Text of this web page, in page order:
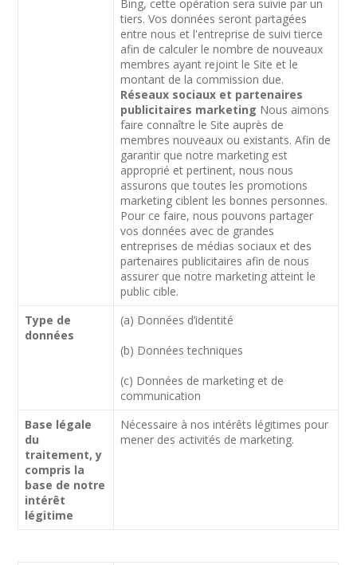
Bing, cette opération sera suivie par un
tiers. Vos données seront partagées
entre nous et l'entreprise de suivi tierce
afin de calculer le nombre de nouveaux
membres ayant rejoint le Site et le
montant de la commission due.
Réseaux sociaux et partenaires
publicitaires marketing Nous aimons
faire connaître le Site auprès de
membres nouveaux ou existants. Afin de
garantir que notre marketing est
approprié et pertinent, nous nous
assurons que toutes les promotions
marketing ciblent les bonnes personnes.
Pour ce faire, nous pouvons partager
vos données avec de grandes
entreprises de médias sociaux et des
partenaires publicitaires afin de nous
assurer que notre marketing atteint le
public cible.
Type de
données
(a) Données d’identité
(b) Données techniques
(c) Données de marketing et de
communication
Base légale
du
traitement, y
compris la
base de notre
intérêt
légitime
Nécessaire à nos intérêts légitimes pour
mener des activités de marketing.